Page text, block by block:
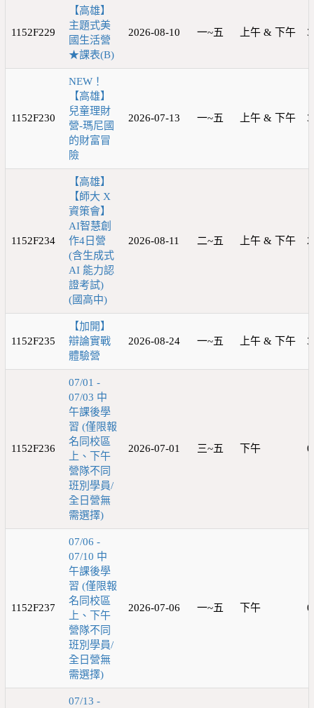
1152F229
【高雄】
主題式美
國生活營
★課表(B)
2026-08-10 一~五 上午 & 下午
1152F230
NEW！
【高雄】
兒童理財
營-瑪尼國
的財富冒
險
2026-07-13 一~五 上午 & 下午
1152F234
【高雄】
【師大 X
資策會】
AI智慧創
作4日營
(含生成式
AI 能力認
證考試)
(國高中)
2026-08-11 二~五 上午 & 下午
1152F235
【加開】
辯論實戰
體驗營
2026-08-24 一~五 上午 & 下午
1152F236
07/01 -
07/03 中
午課後學
習 (僅限報
名同校區
上、下午
營隊不同
班別學員/
全日營無
需選擇)
2026-07-01 三~五 下午 0
1152F237
07/06 -
07/10 中
午課後學
習 (僅限報
名同校區
上、下午
營隊不同
班別學員/
全日營無
需選擇)
2026-07-06 一~五 下午 0
07/13 -